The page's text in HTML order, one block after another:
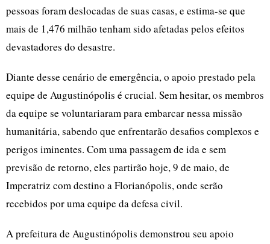
pessoas foram deslocadas de suas casas, e estima-se que
mais de 1,476 milhão tenham sido afetadas pelos efeitos
devastadores do desastre.
Diante desse cenário de emergência, o apoio prestado pela
equipe de Augustinópolis é crucial. Sem hesitar, os membros
da equipe se voluntariaram para embarcar nessa missão
humanitária, sabendo que enfrentarão desafios complexos e
perigos iminentes. Com uma passagem de ida e sem
previsão de retorno, eles partirão hoje, 9 de maio, de
Imperatriz com destino a Florianópolis, onde serão
recebidos por uma equipe da defesa civil.
A prefeitura de Augustinópolis demonstrou seu apoio